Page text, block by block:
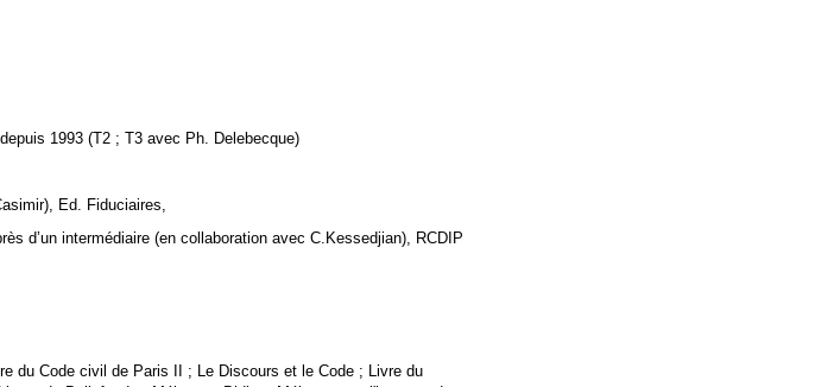
1993 (T2 ; T3 avec Ph. Delebecque)
Ed. Fiduciaires,
d’un intermédiaire (en collaboration avec C.Kessedjian), RCDIP
du Code civil de Paris II ; Le Discours et le Code ; Livre du